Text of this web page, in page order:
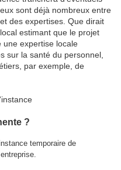
sont déjà nombreux entre
des expertises. Que dirait
estimant que le projet
une expertise locale
sur la santé du personnel,
par exemple, de
?
temporaire de